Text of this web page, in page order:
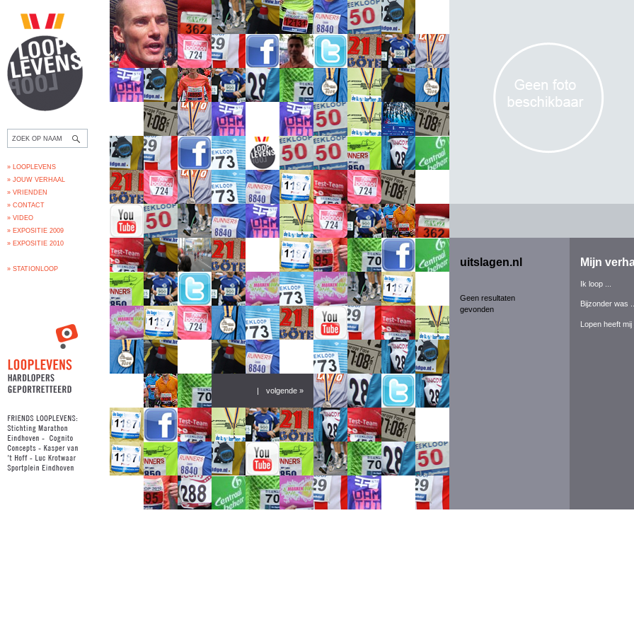
uitslagen.nl
Geen resultaten
gevonden
Mijn
Ik loop ...
Bijzonder was ...
Lopen heeft mij
» LOOPLEVENS
» JOUW VERHAAL
» VRIENDEN
» CONTACT
» VIDEO
» EXPOSITIE 2009
» EXPOSITIE 2010
» STATIONLOOP
| volgende »